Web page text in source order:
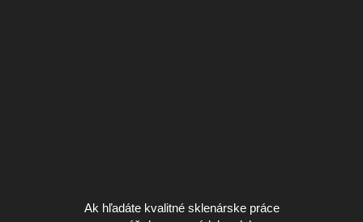
Ak hľadáte kvalitné sklenárske práce